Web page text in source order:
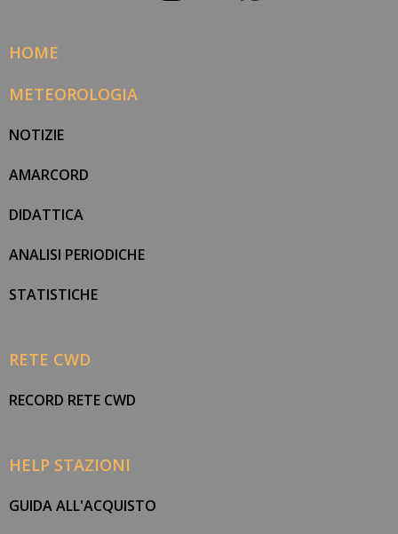
HOME
METEOROLOGIA
NOTIZIE
AMARCORD
DIDATTICA
ANALISI PERIODICHE
STATISTICHE
RETE CWD
RECORD RETE CWD
HELP STAZIONI
GUIDA ALL'ACQUISTO